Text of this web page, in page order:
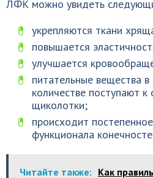
ЛФК можно увидеть
укрепляются ткани
повышается
улучшается
питательные вещества
количестве поступают к
щиколотки;
происходит
функционала
Читайте также: Как